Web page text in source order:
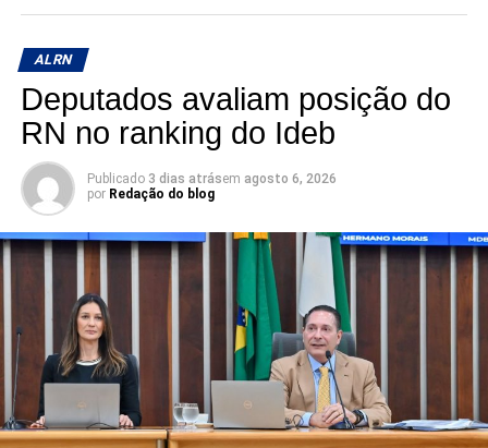
pronunciou.
ALRN
Deputados avaliam posição do
RN no ranking do Ideb
Publicado 3 dias atrásem agosto 6, 2026
por Redação do blog